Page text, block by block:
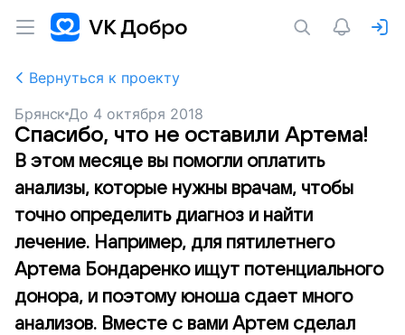
Вернуться к проекту
Брянск До 4 октября 2018
Спасибо, что не оставили Артема!
В этом месяце вы помогли оплатить
анализы, которые нужны врачам, чтобы
точно определить диагноз и найти
лечение. Например, для пятилетнего
Артема Бондаренко ищут потенциального
донора, и поэтому юноша сдает много
анализов. Вместе с вами Артем сделал